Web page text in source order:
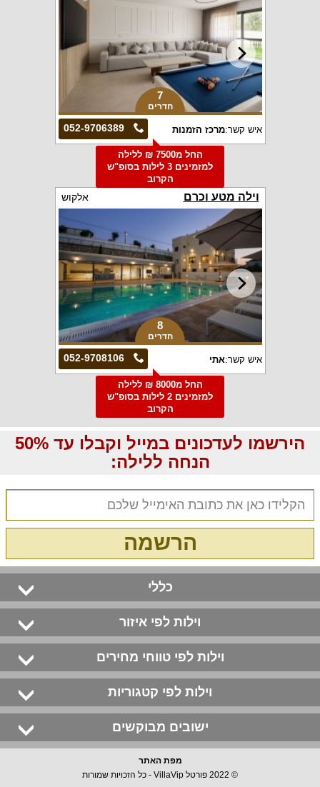
7
חדרים
052-9706389 איש קשר:מרכז הזמנות
החל מ7500 ₪ ללילה
למזמינים 3 לילות בסופ"ש
הקרוב
וילה מטע וכרם אלקוש
8
חדרים
052-9708106 איש קשר:אתי
החל מ8000 ₪ ללילה
למזמינים 2 לילות בסופ"ש
הקרוב
הירשמו לעדכונים במייל וקבלו עד 50%
הנחה ללילה:
הרשמה
כללי
וילות לפי איזור
וילות לפי טווחי מחירים
וילות לפי קטגוריות
ישובים מבוקשים
מפת האתר
© 2022 פורטל VillaVip - כל הזכויות שמורות